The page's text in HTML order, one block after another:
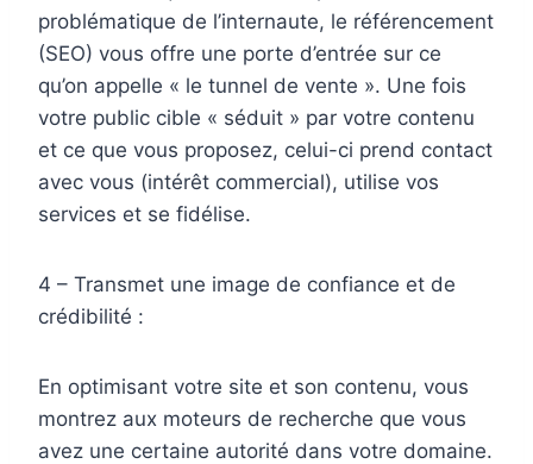
problématique de l’internaute, le référencement
(SEO) vous offre une porte d’entrée sur ce
qu’on appelle « le tunnel de vente ». Une fois
votre public cible « séduit » par votre contenu
et ce que vous proposez, celui-ci prend contact
avec vous (intérêt commercial), utilise vos
services et se fidélise.
4 – Transmet une image de confiance et de
crédibilité :
En optimisant votre site et son contenu, vous
montrez aux moteurs de recherche que vous
avez une certaine autorité dans votre domaine.